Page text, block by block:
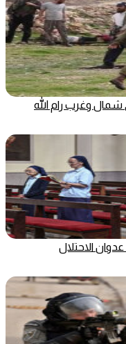
وغرب رام الله
الاحتلال